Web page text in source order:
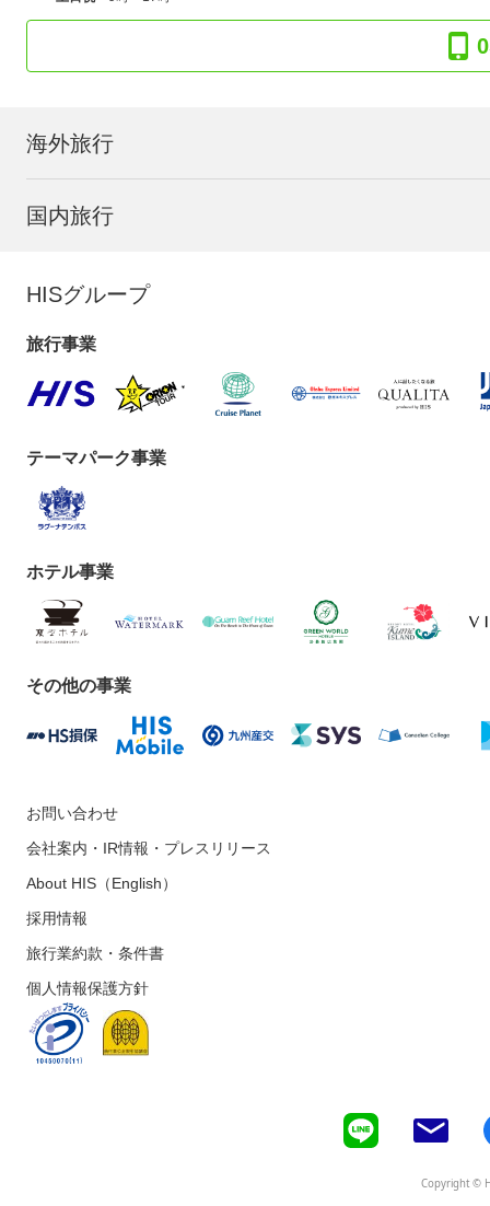
海外旅行
国内旅行
HISグループ
旅行事業
テーマパーク事業
ホテル事業
その他の事業
お問い合わせ
会社案内・IR情報・プレスリリース
About HIS（English）
採用情報
旅行業約款・条件書
個人情報保護方針
Copyright ©